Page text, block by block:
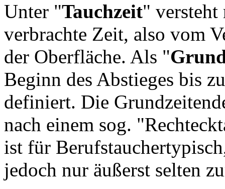
Unter "Tauchzeit" versteht
verbrachte Zeit, also vom
der Oberfläche. Als "
Beginn des Abstieges bis
definiert. Die
nach einem sog.
ist für
jedoch nur äußerst selten